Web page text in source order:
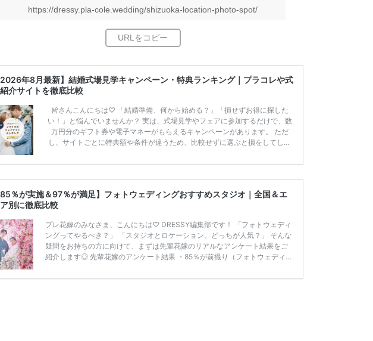
https://dressy.pla-cole.wedding/shizuoka-location-photo-spot/
2026年8月最新】結婚式場見学キャンペーン・特典ランキング｜プラコレや式
介サイトを徹底比較
皆さんこんにちは♡ 「結婚準備、何から始める？」「損せずお得に探した
い！」と悩んでいませんか？ 実は、式場見学やフェアに参加するだけで、数
万円分のギフト券や電子マネーがもらえるキャンペーンがあります。 ただ
し、サイトごとに特典額や条件が違うため、比較せずに選ぶと損をしてしま
ンペーン特典ランキングを公開！ 比較サイト：プラコレ、ゼクシィ、ハナユ
補を絞れる「ウェディング診断」か、体験型 […]続きを読む
85％が実施＆97％が満足】フォトウェディングおすすめスタジオ｜全国＆エ
別に徹底比較
プレ花嫁のみなさま、こんにちは♡ DRESSY編集部です！ 「フォトウェディ
ングってやるべき？」 「スタジオとロケーション、どっちが人気？」 そんな
疑問をお持ちの方に向けて、まずは先輩花嫁のリアルなアンケート結果をご
紹介します◎ 先輩花嫁のアンケート結果 ・85％が前撮り（フォトウェディン
が「やってよかった」と回答